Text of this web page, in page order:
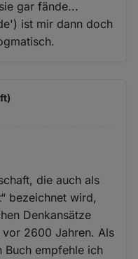
gar fände...
ist mir dann doch
die auch als
bezeichnet wird,
Denkansätze
2600 Jahren. Als
Buch empfehle ich